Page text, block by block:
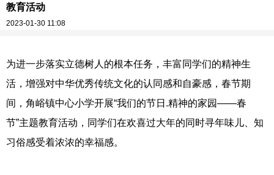
教育活动
2023-01-30 11:08
为进一步落实立德树人的根本任务，丰富同学们的精神生
活，增强对中华优秀传统文化的认同感和自豪感，春节期
间，角峪镇中心小学开展“我们的节日.精神的家园——春
节”主题教育活动，同学们在欢喜过大年的同时寻年味儿、知
习俗感受着浓浓的幸福感。